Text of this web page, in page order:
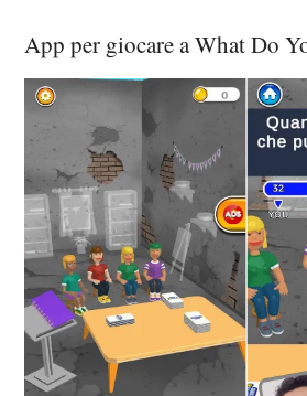
App per giocare a What Do